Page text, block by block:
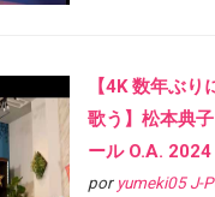
【4K 数年ぶ
歌う】松本典
ール O.A.
por yumeki05 J-